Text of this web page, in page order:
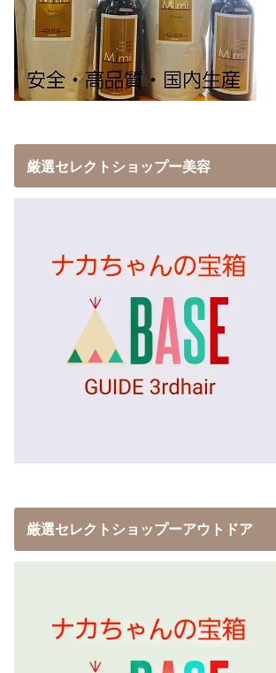
厳選セレクトショップー美容
厳選セレクトショップーアウトドア